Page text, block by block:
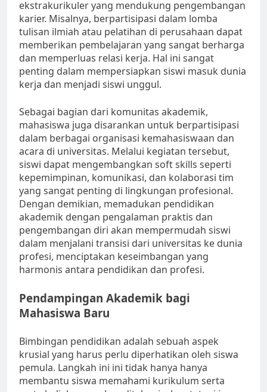
ekstrakurikuler yang mendukung pengembangan
karier. Misalnya, berpartisipasi dalam lomba
tulisan ilmiah atau pelatihan di perusahaan dapat
memberikan pembelajaran yang sangat berharga
dan memperluas relasi kerja. Hal ini sangat
penting dalam mempersiapkan siswi masuk dunia
kerja dan menjadi siswi unggul.
Sebagai bagian dari komunitas akademik,
mahasiswa juga disarankan untuk berpartisipasi
dalam berbagai organisasi kemahasiswaan dan
acara di universitas. Melalui kegiatan tersebut,
siswi dapat mengembangkan soft skills seperti
kepemimpinan, komunikasi, dan kolaborasi tim
yang sangat penting di lingkungan profesional.
Dengan demikian, memadukan pendidikan
akademik dengan pengalaman praktis dan
pengembangan diri akan mempermudah siswi
dalam menjalani transisi dari universitas ke dunia
profesi, menciptakan keseimbangan yang
harmonis antara pendidikan dan profesi.
Pendampingan Akademik bagi
Mahasiswa Baru
Bimbingan pendidikan adalah sebuah aspek
krusial yang harus perlu diperhatikan oleh siswa
pemula. Langkah ini ini tidak hanya hanya
membantu siswa memahami kurikulum serta